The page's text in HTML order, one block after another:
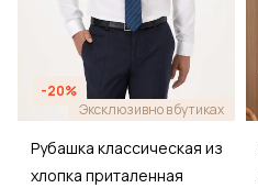
-20%
Эксклюзивно в бутиках
Рубашка классическая из
хлопка приталенная